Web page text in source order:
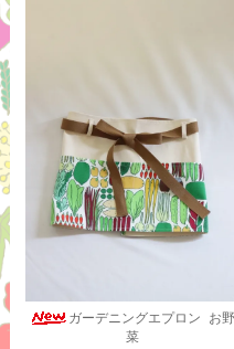
ガーデニングエプロン お野
菜